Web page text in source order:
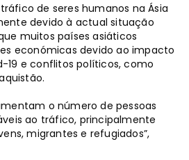
de seres humanos na Ásia
devido à actual situação
muitos países asiáticos
económicas devido ao impacto
19 e conflitos políticos, como
o número de pessoas
​​ao tráfico, principalmente
migrantes e refugiados”,